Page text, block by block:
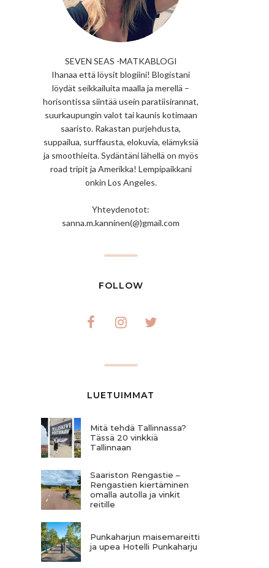
SEVEN SEAS -MATKABLOGI
Ihanaa että löysit blogiini! Blogistani
löydät seikkailuita maalla ja merellä –
horisontissa siintää usein paratiisirannat,
suurkaupungin valot tai kaunis kotimaan
saaristo. Rakastan purjehdusta,
suppailua, surffausta, elokuvia, elämyksiä
ja smoothieita. Sydäntäni lähellä on myös
road tripit ja Amerikka! Lempipaikkani
onkin Los Angeles.
Yhteydenotot:
sanna.m.kanninen(@)gmail.com
FOLLOW
LUETUIMMAT
Mitä tehdä Tallinnassa?
Tässä 20 vinkkiä
Tallinnaan
Saariston Rengastie –
Rengastien kiertäminen
omalla autolla ja vinkit
reitille
Punkaharjun maisemareitti
ja upea Hotelli Punkaharju